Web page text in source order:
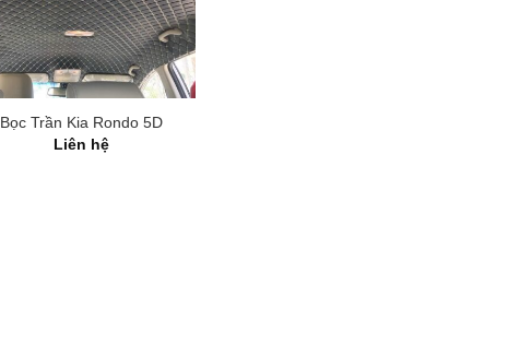
Bọc Trần Kia Rondo 5D
Liên hệ